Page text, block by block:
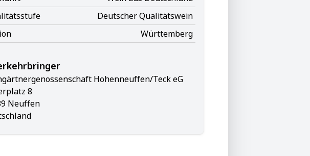
Deutscher Qualitätswein
Württemberg
Hohenneuffen/Teck eG
8
Neuffen